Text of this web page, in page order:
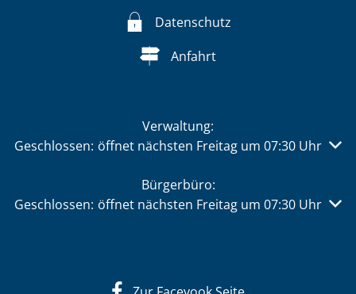
Datenschutz
Anfahrt
Verwaltung:
Klicken, um weitere Öffnungs- oder Schließzeiten
Geschlossen: öffnet nächsten Freitag um 07:30 Uhr
Bürgerbüro:
Klicken, um weitere Öffnungs- oder Schließzeiten
Geschlossen: öffnet nächsten Freitag um 07:30 Uhr